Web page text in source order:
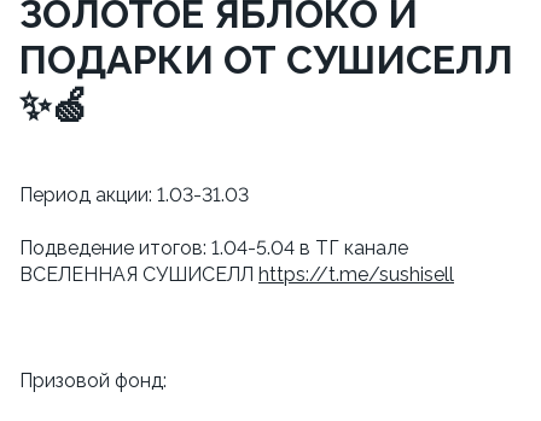
ЗОЛОТОЕ ЯБЛОКО И
ПОДАРКИ ОТ СУШИСЕЛЛ
✨🍏
Период акции: 1.03-31.03
Подведение итогов: 1.04-5.04 в ТГ канале
ВСЕЛЕННАЯ СУШИСЕЛЛ https://t.me/sushisell
Призовой фонд: